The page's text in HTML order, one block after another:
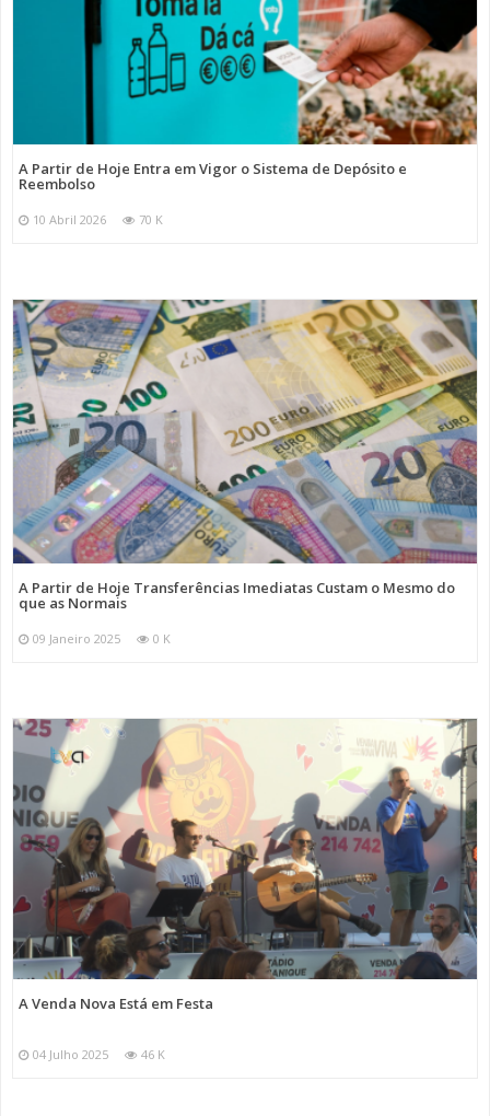
A Partir de Hoje Entra em Vigor o Sistema de Depósito e
Reembolso
10 Abril 2026 70 K
A Partir de Hoje Transferências Imediatas Custam o Mesmo do
que as Normais
09 Janeiro 2025 0 K
A Venda Nova Está em Festa
04 Julho 2025 46 K